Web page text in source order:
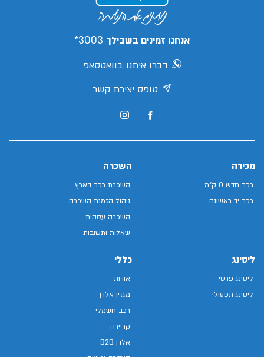
אנחנו זמינים בשבילך 3003*
דברו איתנו בוואטסאפ
טופס יצירת קשר
מכירה
רכב חדש 0 ק"מ
רכב יד ראשונה
השכרה
השכרת רכב בארץ
ניהול הזמנת השכרה
השכרה עסקית
שאלות ותשובות
ליסינג
ליסינג פרטי
ליסינג תפעולי
כללי
אודות
מגזין אלדן
רכב חשמלי
קריירה
אלדן B2B